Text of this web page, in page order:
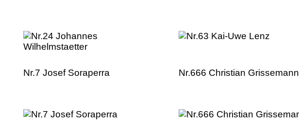
Nr.7 Josef Soraperra Nr.666 Christian Grissemann